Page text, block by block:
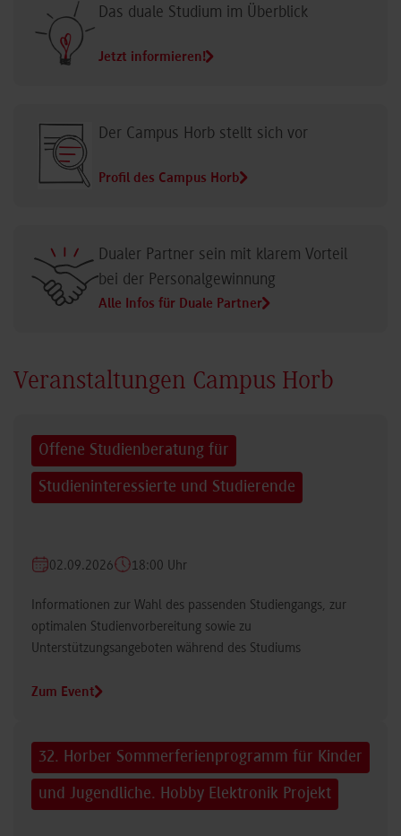
Das duale Studium im Überblick
Jetzt informieren!
Der Campus Horb stellt sich vor
Profil des Campus Horb
Dualer Partner sein mit klarem Vorteil
bei der Personalgewinnung
Alle Infos für Duale Partner
Veranstaltungen Campus Horb
Offene Studienberatung für
Studieninteressierte und Studierende
02.09.2026 18:00 Uhr
Informationen zur Wahl des passenden Studiengangs, zur
optimalen Studienvorbereitung sowie zu
Unterstützungsangeboten während des Studiums
Zum Event
32. Horber Sommerferienprogramm für Kinder
und Jugendliche. Hobby Elektronik Projekt